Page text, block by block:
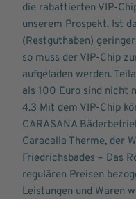
die rabattierten VIP-
unserem Prospekt. Ist
(Restguthaben)
so muss der VIP-Chip
aufgeladen werden.
als 100 Euro sind nicht
4.3 Mit dem VIP-Chip
CARASANA
Caracalla Therme, der
Friedrichsbades – Das
regulären Preisen
Leistungen und Waren